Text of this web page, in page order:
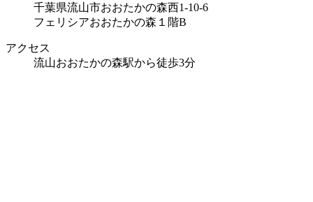
千葉県流山市おおたかの森西1-10-6
フェリシアおおたかの森１階B
アクセス
流山おおたかの森駅から徒歩3分